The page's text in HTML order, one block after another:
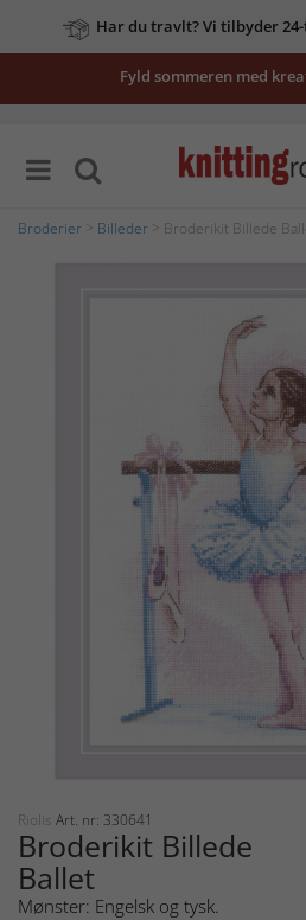
Har du travlt? Vi tilbyder
Fyld sommeren med
Broderier Billeder > Broderikit Billede
Riolis Art. nr: 330641
Broderikit Billede
Ballet
Mønster: Engelsk og tysk.